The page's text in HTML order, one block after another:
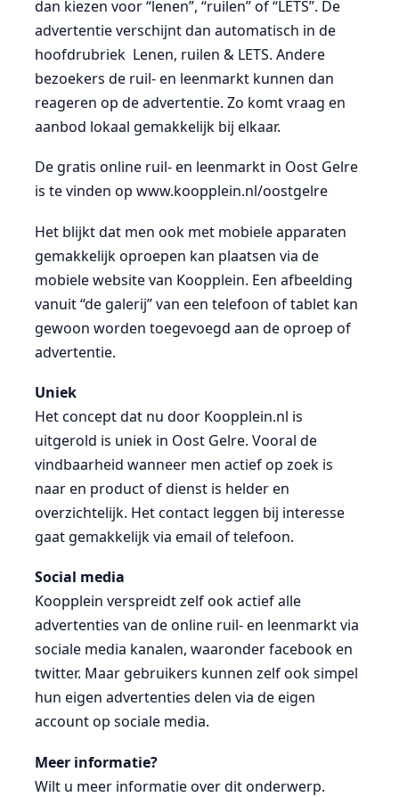
dan kiezen voor “lenen”, “ruilen” of “LETS”. De
advertentie verschijnt dan automatisch in de
hoofdrubriek Lenen, ruilen & LETS. Andere
bezoekers de ruil- en leenmarkt kunnen dan
reageren op de advertentie. Zo komt vraag en
aanbod lokaal gemakkelijk bij elkaar.
De gratis online ruil- en leenmarkt in Oost Gelre
is te vinden op www.koopplein.nl/oostgelre
Het blijkt dat men ook met mobiele apparaten
gemakkelijk oproepen kan plaatsen via de
mobiele website van Koopplein. Een afbeelding
vanuit “de galerij” van een telefoon of tablet kan
gewoon worden toegevoegd aan de oproep of
advertentie.
Uniek
Het concept dat nu door Koopplein.nl is
uitgerold is uniek in Oost Gelre. Vooral de
vindbaarheid wanneer men actief op zoek is
naar en product of dienst is helder en
overzichtelijk. Het contact leggen bij interesse
gaat gemakkelijk via email of telefoon.
Social media
Koopplein verspreidt zelf ook actief alle
advertenties van de online ruil- en leenmarkt via
sociale media kanalen, waaronder facebook en
twitter. Maar gebruikers kunnen zelf ook simpel
hun eigen advertenties delen via de eigen
account op sociale media.
Meer informatie?
Wilt u meer informatie over dit onderwerp.